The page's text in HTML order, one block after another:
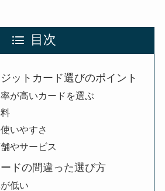
目次
ットカード選びのポイント
が高いカードを選ぶ
いやすさ
やサービス
ドの間違った選び方
低い